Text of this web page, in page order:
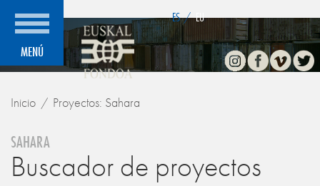
MENÚ
ES / EU
InstagramFacebook
Vimeo
Inicio Proyectos: Sahara
SAHARA
Buscador de proyectos